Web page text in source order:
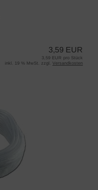
3,59 EUR
3,59 EUR pro Stück
inkl. 19 % MwSt. zzgl. Versandkosten